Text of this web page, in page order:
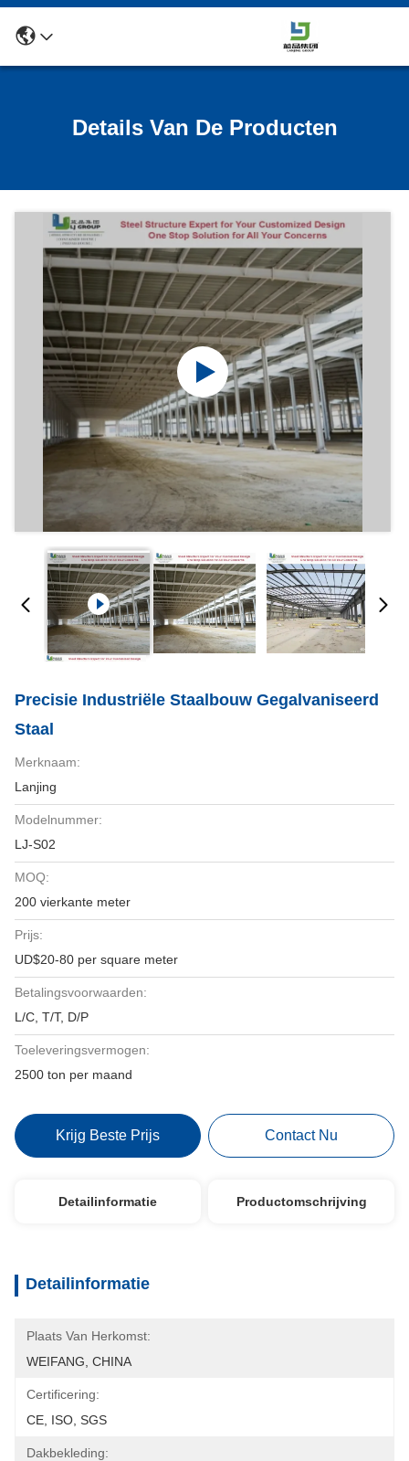
Details Van De Producten
Precisie Industriële Staalbouw Gegalvaniseerd
Staal
Merknaam:
Lanjing
Modelnummer:
LJ-S02
MOQ:
200 vierkante meter
Prijs:
UD$20-80 per square meter
Betalingsvoorwaarden:
L/C, T/T, D/P
Toeleveringsvermogen:
2500 ton per maand
Krijg Beste Prijs Contact Nu
Detailinformatie Productomschrijving
Detailinformatie
Plaats Van Herkomst:
WEIFANG, CHINA
Certificering:
CE, ISO, SGS
Dakbekleding: